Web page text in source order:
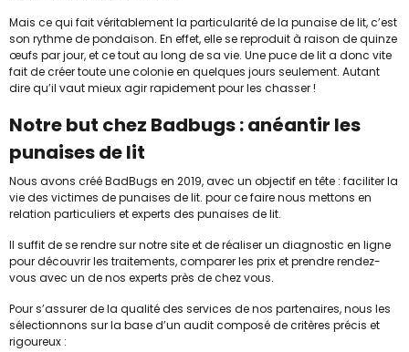
Mais ce qui fait véritablement la particularité de la punaise de lit, c’est
son rythme de pondaison. En effet, elle se reproduit à raison de quinze
œufs par jour, et ce tout au long de sa vie. Une puce de lit a donc vite
fait de créer toute une colonie en quelques jours seulement. Autant
dire qu’il vaut mieux agir rapidement pour les chasser !
Notre but chez Badbugs : anéantir les
punaises de lit
Nous avons créé BadBugs en 2019, avec un objectif en tête : faciliter la
vie des victimes de punaises de lit. pour ce faire nous mettons en
relation particuliers et experts des punaises de lit.
Il suffit de se rendre sur notre site et de réaliser un diagnostic en ligne
pour découvrir les traitements, comparer les prix et prendre rendez-
vous avec un de nos experts près de chez vous.
Pour s’assurer de la qualité des services de nos partenaires, nous les
sélectionnons sur la base d’un audit composé de critères précis et
rigoureux :